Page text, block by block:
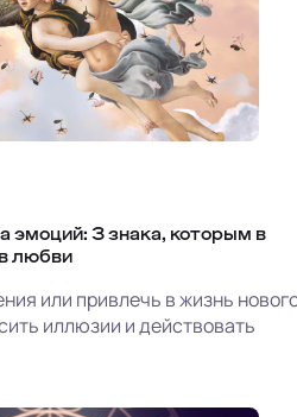
эмоций: 3 знака, которым в
любви
или привлечь в жизнь
иллюзии и действовать